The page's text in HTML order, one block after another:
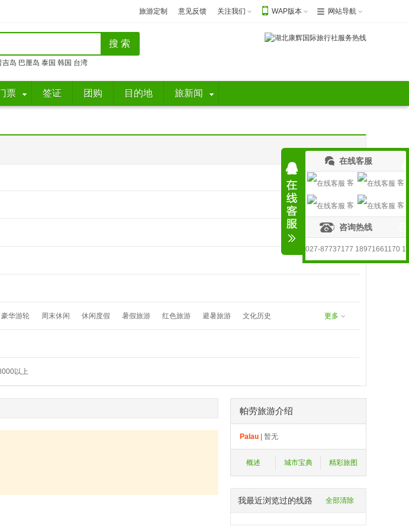
旅游定制 意见反馈 关注我们 WAP版本 网站导航
吉岛 巴厘岛 泰国 韩国 台湾
票 签证 团购 目的地 旅新闻
豪华游轮 周末休闲 休闲度假 暑假旅游 红色旅游 避暑旅游 文化历史 更多
以上
帕劳旅游介绍
Palau | 暂无
概述 城市宝典 精彩旅图
全部清除
我最近浏览过的线路
在线客服
客
服1
客
服2
客
服3
客
咨询热线
027-87737177 18971661170 1